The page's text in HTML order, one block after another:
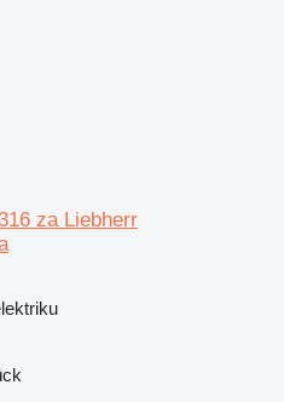
za Liebherr